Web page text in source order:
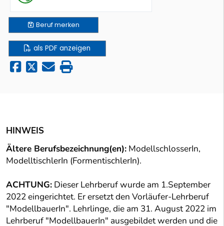
Berufmerken
als PDF anzeigen
HINWEIS
Ältere Berufsbezeichnung(en): ModellschlosserIn,
ModelltischlerIn (FormentischlerIn).
ACHTUNG: Dieser Lehrberuf wurde am 1.September
2022 eingerichtet. Er ersetzt den Vorläufer-Lehrberuf
"ModellbauerIn". Lehrlinge, die am 31. August 2022 im
Lehrberuf "ModellbauerIn" ausgebildet werden und die